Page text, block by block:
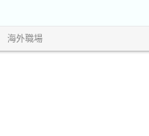
海外職場